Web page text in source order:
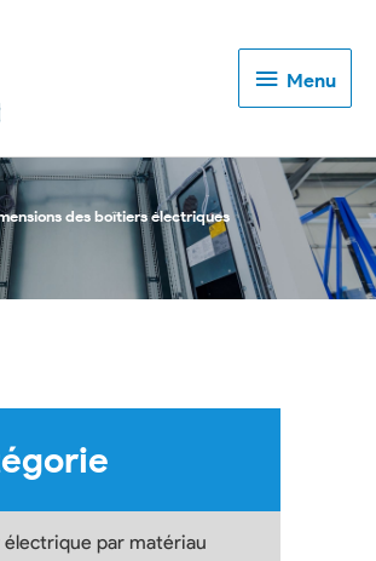
Menu
Menu
des boîtiers électriques
par matériau